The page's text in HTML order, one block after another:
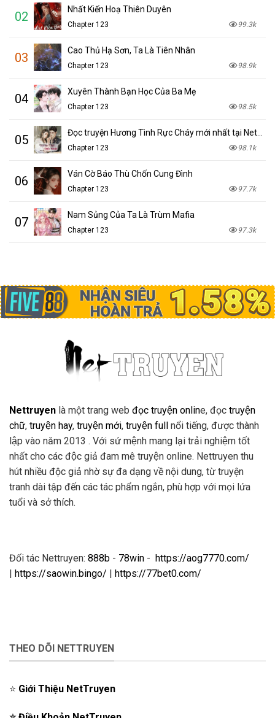
02 Nhất Kiến Hoạ Thiên Duyên
Chapter 123 99.3k
03 Cao Thủ Hạ Sơn, Ta Là Tiên Nhân
Chapter 123 98.9k
04 Xuyên Thành Bạn Học Của Ba Mẹ
Chapter 123 98.5k
05
Chapter 123 98.1k
06 Ván Cờ Báo Thù Chốn Cung Đình
Chapter 123 97.7k
07 Nam Sủng Của Ta Là Trùm Mafia
Chapter 123 97.3k
Nettruyen là một trang web đọc truyện online, đọc truyện
chữ, truyện hay, truyện mới, truyện full nổi tiếng, được thành
lập vào năm 2013 . Với sứ mệnh mang lại trải nghiệm tốt
nhất cho các độc giả đam mê truyện online. Nettruyen thu
hút nhiều độc giả nhờ sự đa dạng về nội dung, từ truyện
tranh dài tập đến các tác phẩm ngắn, phù hợp với mọi lứa
tuổi và sở thích.
Đối tác Nettruyen: 888b - 78win - https://aog7770.com/
https://saowin.bingo/ https://77bet0.com/
THEO DÕI NETTRUYEN
⭐️ Giới Thiệu NetTruyen